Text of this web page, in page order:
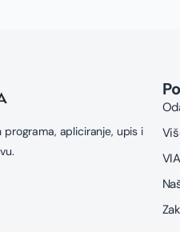
apliciranje, upis i